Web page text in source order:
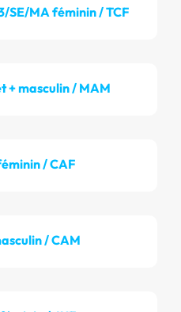
SE/MA féminin / TCF
+ masculin / MAM
/ CAF
/ CAM